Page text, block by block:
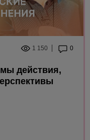
1 150 0
действия,